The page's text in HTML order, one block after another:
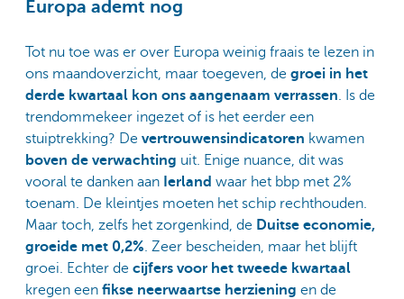
Europa ademt nog
Tot nu toe was er over Europa weinig fraais te lezen in
ons maandoverzicht, maar toegeven, de groei in het
derde kwartaal kon ons aangenaam verrassen. Is de
trendommekeer ingezet of is het eerder een
stuiptrekking? De vertrouwensindicatoren kwamen
boven de verwachting uit. Enige nuance, dit was
vooral te danken aan Ierland waar het bbp met 2%
toenam. De kleintjes moeten het schip rechthouden.
Maar toch, zelfs het zorgenkind, de Duitse economie,
groeide met 0,2%. Zeer bescheiden, maar het blijft
groei. Echter de cijfers voor het tweede kwartaal
kregen een fikse neerwaartse herziening en de